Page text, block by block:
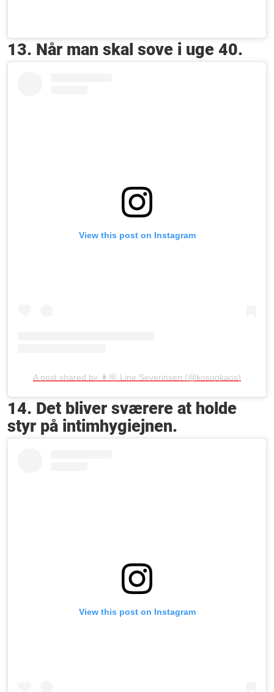
13. Når man skal sove i uge 40.
View this post on Instagram
A post shared by 👩🏼 Line Severinsen (@kosogkaos)
14. Det bliver sværere at holde
styr på intimhygiejnen.
View this post on Instagram